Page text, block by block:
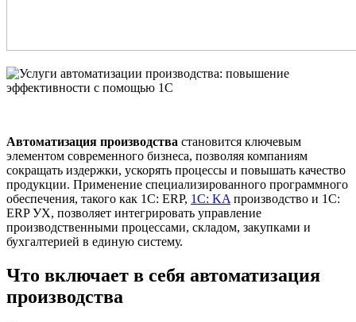
Автоматизация производства становится ключевым
элементом современного бизнеса, позволяя компаниям
сокращать издержки, ускорять процессы и повышать качество
продукции. Применение специализированного программного
обеспечения, такого как 1С: ERP, 1С: KA производство и 1С:
ERP УХ, позволяет интегрировать управление
производственными процессами, складом, закупками и
бухгалтерией в единую систему.
Что включает в себя автоматизация
производства